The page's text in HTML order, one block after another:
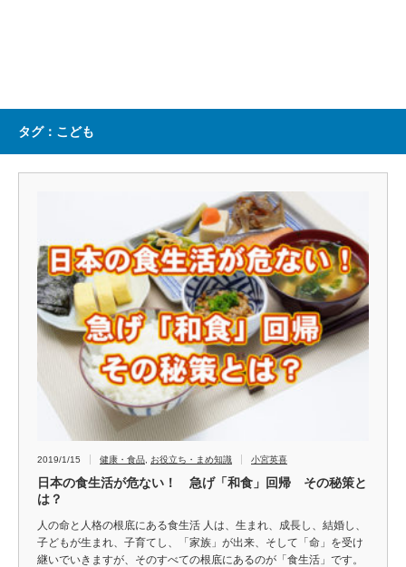
タグ：こども
2019/1/15 健康・食品 お役立ち・まめ知識 小宮英喜
日本の食生活が危ない！ 急げ「和食」回帰 その秘策と
は？
人の命と人格の根底にある食生活 人は、生まれ、成長し、結婚し、
子どもが生まれ、子育てし、「家族」が出来、そして「命」を受け
継いでいきますが、そのすべての根底にあるのが「食生活」です。